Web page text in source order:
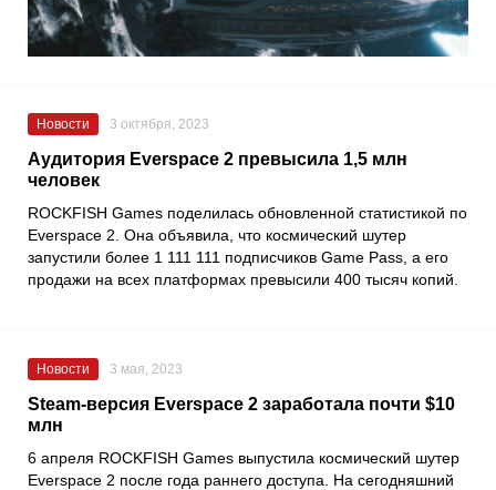
Новости 3 октября, 2023
Аудитория Everspace 2 превысила 1,5 млн
человек
ROCKFISH Games поделилась обновленной статистикой по
Everspace 2. Она объявила, что космический шутер
запустили более 1 111 111 подписчиков Game Pass, а его
продажи на всех платформах превысили 400 тысяч копий.
Новости 3 мая, 2023
Steam-версия Everspace 2 заработала почти $10
млн
6 апреля ROCKFISH Games выпустила космический шутер
Everspace 2 после года раннего доступа. На сегодняшний